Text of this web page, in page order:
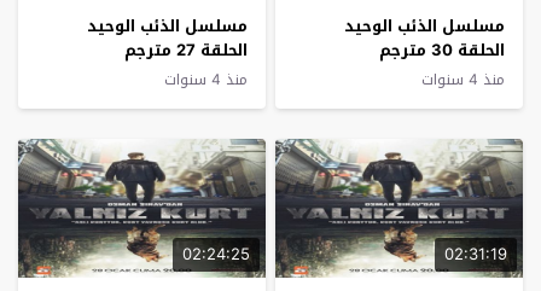
مسلسل الذئب الوحيد
الحلقة 30 مترجم
منذ 4 سنوات
مسلسل الذئب الوحيد
الحلقة 27 مترجم
منذ 4 سنوات
02:31:19
02:24:25